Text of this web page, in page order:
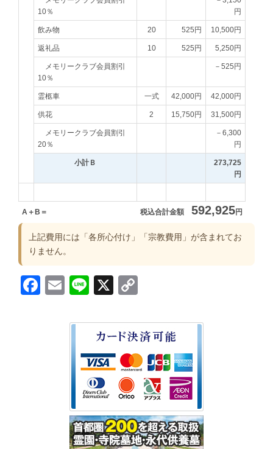
10％
円
飲み物 20 525円 10,500円
返礼品 10 525円 5,250円
メモリークラブ会員割引
10％
－525円
霊柩車 一式 42,000円 42,000円
供花 2 15,750円 31,500円
メモリークラブ会員割引
20％
－6,300
円
小計Ｂ
273,725
円
A＋B＝ 税込合計金額 592,925円
上記費用には「各所心付け」「宗教費用」が含まれてお
りません。
Facebook
EmailLine
X